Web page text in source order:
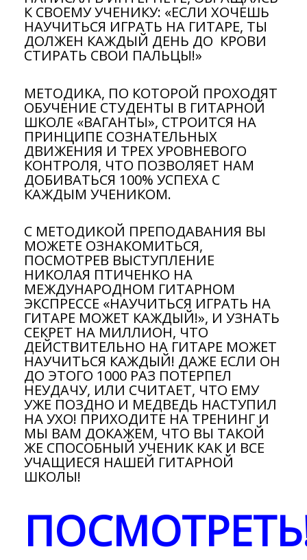
К СВОЕМУ УЧЕНИКУ: «ЕСЛИ ХОЧЕШЬ
НАУЧИТЬСЯ ИГРАТЬ НА ГИТАРЕ, ТЫ
ДОЛЖЕН КАЖДЫЙ ДЕНЬ ДО КРОВИ
СТИРАТЬ СВОИ ПАЛЬЦЫ!»
МЕТОДИКА, ПО КОТОРОЙ ПРОХОДЯТ
ОБУЧЕНИЕ СТУДЕНТЫ В ГИТАРНОЙ
ШКОЛЕ «ВАГАНТЫ», СТРОИТСЯ НА
ПРИНЦИПЕ СОЗНАТЕЛЬНЫХ
ДВИЖЕНИЯ И ТРЕХ УРОВНЕВОГО
КОНТРОЛЯ, ЧТО ПОЗВОЛЯЕТ НАМ
ДОБИВАТЬСЯ 100% УСПЕХА С
КАЖДЫМ УЧЕНИКОМ.
С МЕТОДИКОЙ ПРЕПОДАВАНИЯ ВЫ
МОЖЕТЕ ОЗНАКОМИТЬСЯ,
ПОСМОТРЕВ ВЫСТУПЛЕНИЕ
НИКОЛАЯ ПТИЧЕНКО НА
МЕЖДУНАРОДНОМ ГИТАРНОМ
ЭКСПРЕССЕ «НАУЧИТЬСЯ ИГРАТЬ НА
ГИТАРЕ МОЖЕТ КАЖДЫЙ!», И УЗНАТЬ
СЕКРЕТ НА МИЛЛИОН, ЧТО
ДЕЙСТВИТЕЛЬНО НА ГИТАРЕ МОЖЕТ
НАУЧИТЬСЯ КАЖДЫЙ! ДАЖЕ ЕСЛИ ОН
ДО ЭТОГО 1000 РАЗ ПОТЕРПЕЛ
НЕУДАЧУ, ИЛИ СЧИТАЕТ, ЧТО ЕМУ
УЖЕ ПОЗДНО И МЕДВЕДЬ НАСТУПИЛ
НА УХО! ПРИХОДИТЕ НА ТРЕНИНГ И
МЫ ВАМ ДОКАЖЕМ, ЧТО ВЫ ТАКОЙ
ЖЕ СПОСОБНЫЙ УЧЕНИК КАК И ВСЕ
УЧАЩИЕСЯ НАШЕЙ ГИТАРНОЙ
ШКОЛЫ!